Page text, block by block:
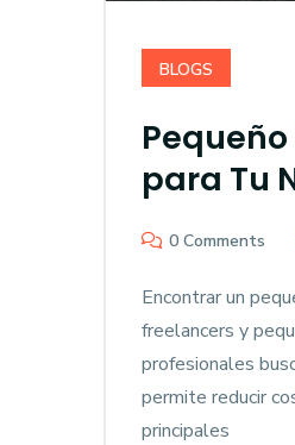
BLOGS
para Tu
0 Comments
Encontrar un
freelancers y
profesionales
permite reducir
principales